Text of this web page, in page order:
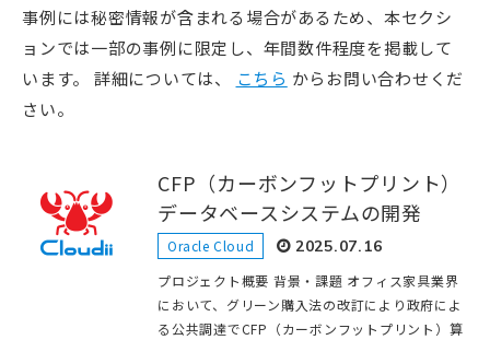
事例には秘密情報が含まれる場合があるため、本セクシ
ョンでは一部の事例に限定し、年間数件程度を掲載して
います。 詳細については、
こちら からお問い合わせくだ
さい。
CFP（カーボンフットプリント）
データベースシステムの開発
Oracle Cloud 2025.07.16
プロジェクト概要 背景・課題 オフィス家具業界
において、グリーン購入法の改訂により政府によ
る公共調達でCFP（カーボンフットプリント）算